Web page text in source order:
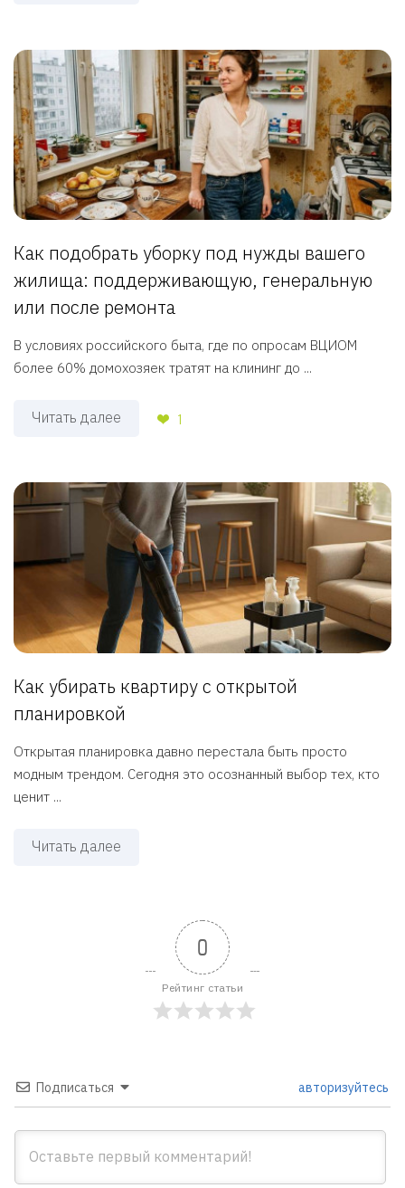
Как подобрать уборку под нужды вашего
жилища: поддерживающую, генеральную
или после ремонта
В условиях российского быта, где по опросам ВЦИОМ
более 60% домохозяек тратят на клининг до ...
Читать далее 1
Как убирать квартиру с открытой
планировкой
Открытая планировка давно перестала быть просто
модным трендом. Сегодня это осознанный выбор тех, кто
ценит ...
Читать далее
0
Рейтинг статьи
Подписаться авторизуйтесь